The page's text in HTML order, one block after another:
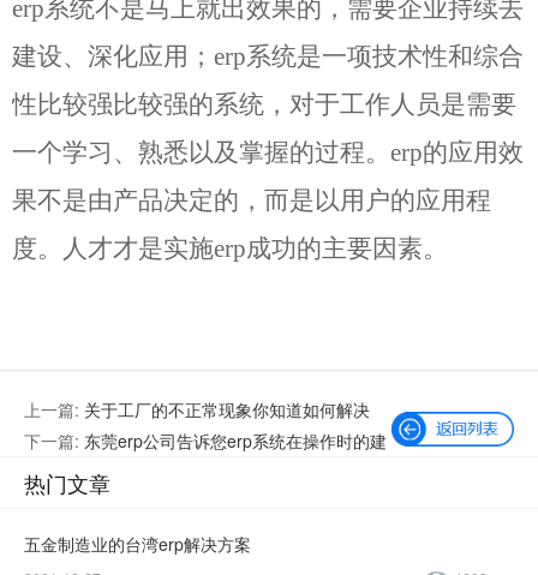
erp系统不是马上就出效果的，需要企业持续去
建设、深化应用；erp系统是一项技术性和综合
性比较强比较强的系统，对于工作人员是需要
一个学习、熟悉以及掌握的过程。erp的应用效
果不是由产品决定的，而是以用户的应用程
度。人才才是实施erp成功的主要因素。
上一篇: 关于工厂的不正常现象你知道如何解决
吗？
下一篇: 东莞erp公司告诉您erp系统在操作时的建
议（一）
热门文章
五金制造业的台湾erp解决方案